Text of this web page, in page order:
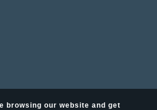
browsing our website and get